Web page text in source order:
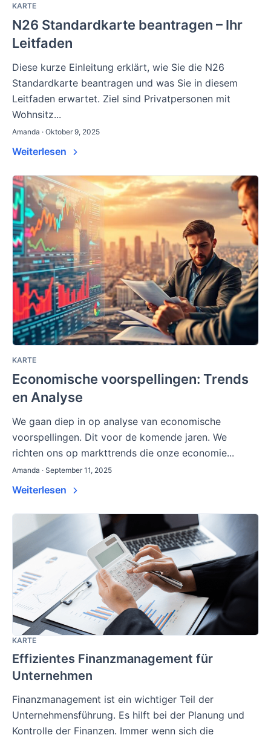
KARTE
N26 Standardkarte beantragen – Ihr
Leitfaden
Diese kurze Einleitung erklärt, wie Sie die N26
Standardkarte beantragen und was Sie in diesem
Leitfaden erwartet. Ziel sind Privatpersonen mit
Wohnsitz...
Amanda · Oktober 9, 2025
Weiterlesen
KARTE
Economische voorspellingen: Trends
en Analyse
We gaan diep in op analyse van economische
voorspellingen. Dit voor de komende jaren. We
richten ons op markttrends die onze economie...
Amanda · September 11, 2025
Weiterlesen
KARTE
Effizientes Finanzmanagement für
Unternehmen
Finanzmanagement ist ein wichtiger Teil der
Unternehmensführung. Es hilft bei der Planung und
Kontrolle der Finanzen. Immer wenn sich die